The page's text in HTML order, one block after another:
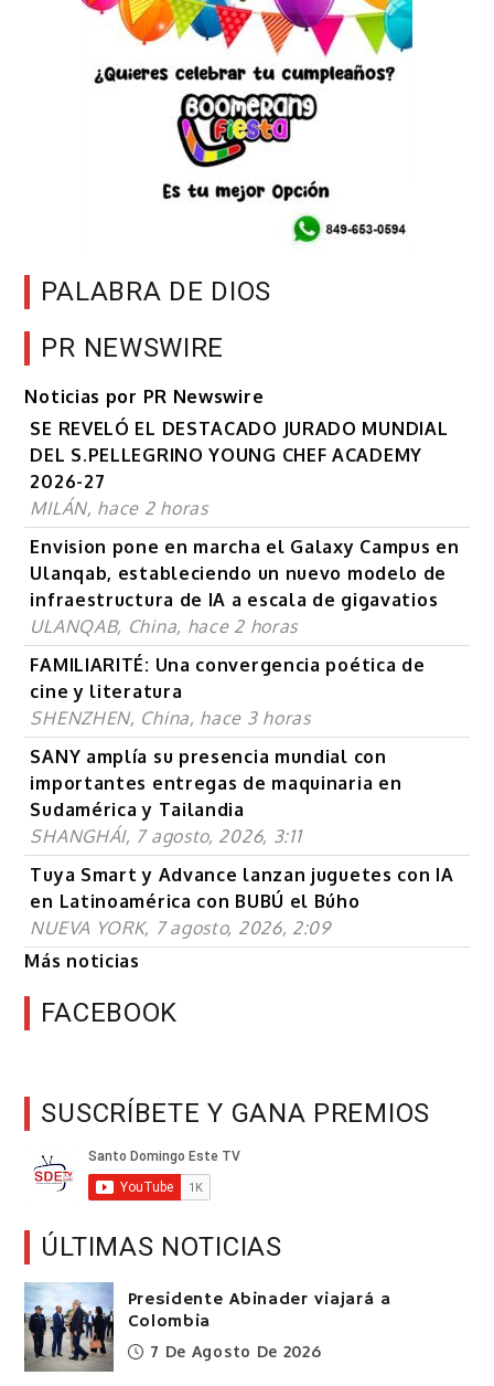
PALABRA DE DIOS
PR NEWSWIRE
Noticias por PR Newswire
SE REVELÓ EL DESTACADO JURADO MUNDIAL
DEL S.PELLEGRINO YOUNG CHEF ACADEMY
2026-27
MILÁN, hace 2 horas
Envision pone en marcha el Galaxy Campus en
Ulanqab, estableciendo un nuevo modelo de
infraestructura de IA a escala de gigavatios
ULANQAB, China, hace 2 horas
FAMILIARITÉ: Una convergencia poética de
cine y literatura
SHENZHEN, China, hace 3 horas
SANY amplía su presencia mundial con
importantes entregas de maquinaria en
Sudamérica y Tailandia
SHANGHÁI, 7 agosto, 2026, 3:11
Tuya Smart y Advance lanzan juguetes con IA
en Latinoamérica con BUBÚ el Búho
NUEVA YORK, 7 agosto, 2026, 2:09
Más noticias
FACEBOOK
SUSCRÍBETE Y GANA PREMIOS
ÚLTIMAS NOTICIAS
Presidente Abinader viajará a
Colombia
7 De Agosto De 2026